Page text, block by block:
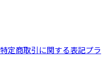
特定商取引に関する表記プラ